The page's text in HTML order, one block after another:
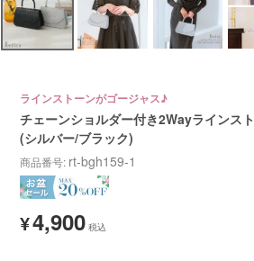
ラインストーンがゴージャス♪
チェーンショルダー付き2Wayラインス
(シルバー/ブラック)
商品番号 rt-bgh159-1
¥4,900